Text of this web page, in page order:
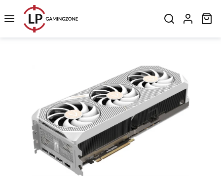
Zum Hauptinhalt springen